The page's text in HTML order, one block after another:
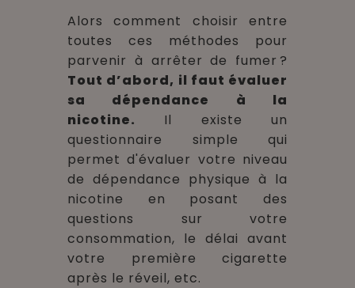
Alors comment choisir entre
toutes ces méthodes pour
parvenir à arrêter de fumer ?
Tout d’abord, il faut évaluer
sa dépendance à la
nicotine. Il existe un
questionnaire simple qui
permet d'évaluer votre niveau
de dépendance physique à la
nicotine en posant des
questions sur votre
consommation, le délai avant
votre première cigarette
après le réveil, etc.